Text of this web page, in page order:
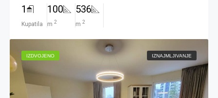
1
Kupatila
100
m 2
536
m 2
IZDVOJENO IZNAJMLJIVANJE